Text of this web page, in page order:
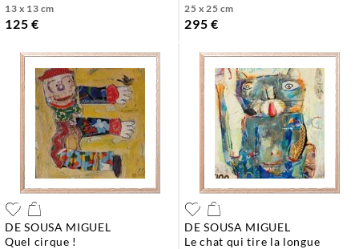
13 x 13 cm
125 €
25 x 25 cm
295 €
DE SOUSA MIGUEL
quel cirque !
DE SOUSA MIGUEL
le chat qui tire la longue